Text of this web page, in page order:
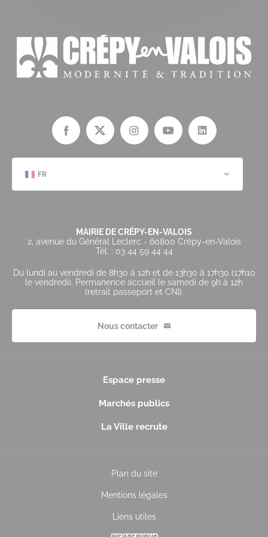
FR
MAIRIE DE CRÉPY-EN-VALOIS
2, avenue du Général Leclerc - 60800 Crépy-en-Valois
Tél. : 03 44 59 44 44
Du lundi au vendredi de 8h30 à 12h et de 13h30 à 17h30 (17h10
le vendredi). Permanence accueil le samedi de 9h à 12h
(retrait passeport et CNI).
Nous contacter
Espace presse
Marchés publics
La Ville recrute
Plan du site
Mentions légales
Liens utiles